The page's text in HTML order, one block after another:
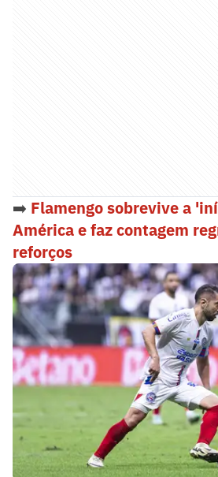
➡️ Flamengo sobrevive a
América e faz contagem
reforços